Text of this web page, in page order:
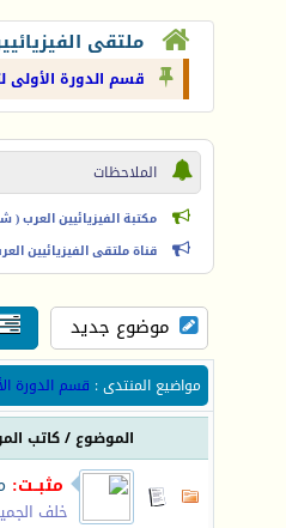
ملتقى
قسم الدورة الأولى
الملاحظات
مكتبة الفيزيائيين العرب
قناة ملتقى الفيزيائيين
موضوع جديد
مواضيع المنتدى: قسم الدورة
الموضوع/كاتب
مثبــت:
خلف